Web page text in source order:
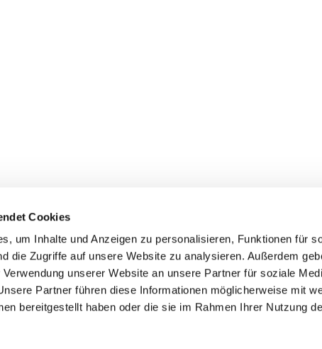
Cookies
um Inhalte und Anzeigen zu personalisieren, Funktionen für
die Zugriffe auf unsere Website zu analysieren. Außerdem
unserer Website an unsere Partner für soziale
Partner führen diese Informationen möglicherweise mit
bereitgestellt haben oder die sie im Rahmen Ihrer Nutzung
Pfarrei St. Bernhard Stralsund/Rügen/Demmin •
Hinweisgebersystem